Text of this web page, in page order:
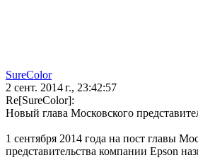
SureColor
2 сент. 2014 г., 23:42:57
Re[SureColor]:
Новый глава Московского
1 сентября 2014 года на пост главы
представительства компании Epson